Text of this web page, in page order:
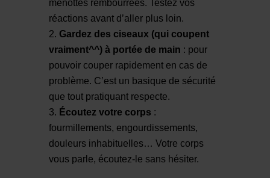
menottes rembourrées. Testez vos
réactions avant d’aller plus loin.
Gardez des ciseaux (qui coupent
vraiment^^) à portée de main : pour
pouvoir couper rapidement en cas de
problème. C’est un basique de sécurité
que tout pratiquant respecte.
Écoutez votre corps :
fourmillements, engourdissements,
douleurs inhabituelles… Votre corps
vous parle, écoutez-le sans hésiter.